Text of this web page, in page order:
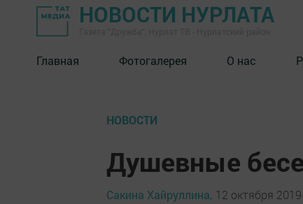
НОВОСТИ НУРЛАТА
Главная Фотогалерея О нас
НОВОСТИ
Душевные
Сакина Хайруллина, 12 октября